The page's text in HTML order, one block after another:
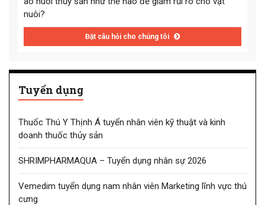
nuôi?
Đặt câu hỏi cho chúng tôi
Tuyển dụng
Thuốc Thú Y Thịnh Á tuyển nhân viên kỹ thuật và kinh
doanh thuốc thủy sản
SHRIMPHARMAQUA – Tuyển dụng nhân sự 2026
Vemedim tuyển dụng nam nhân viên Marketing lĩnh vực thú
cưng